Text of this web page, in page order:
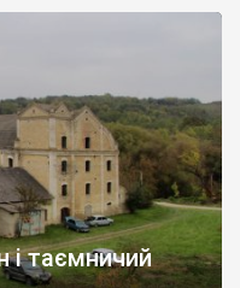
і таємничий